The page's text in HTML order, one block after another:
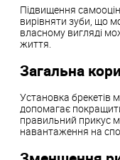
Підвищення
вирівняти зуби, що
власному вигляді
життя.
Загальна
Установка брекетів
допомагає
правильний прикус
навантаження на